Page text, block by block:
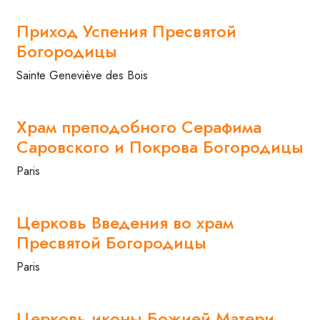
Приход Успения Пресвятой
Богородицы
Sainte Geneviève des Bois
Храм преподобного Серафима
Саровского и Покрова Богородицы
Paris
Церковь Введения во храм
Пресвятой Богородицы
Paris